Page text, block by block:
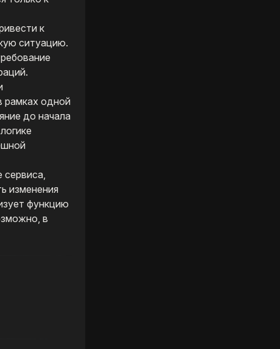
к
ситуацию.
рамках одной
до начала
изменения
функцию
в